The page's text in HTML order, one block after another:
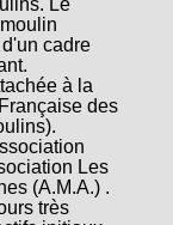
Le
cadre
à la
des
Les
(A.M.A.) .
très